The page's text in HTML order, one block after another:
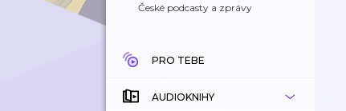
České podcasty a zprávy
PRO TEBE
AUDIOKNIHY